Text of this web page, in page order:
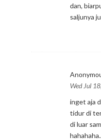
dan,
saljunya
Wed Jul
inget aja
tidur di
di luar